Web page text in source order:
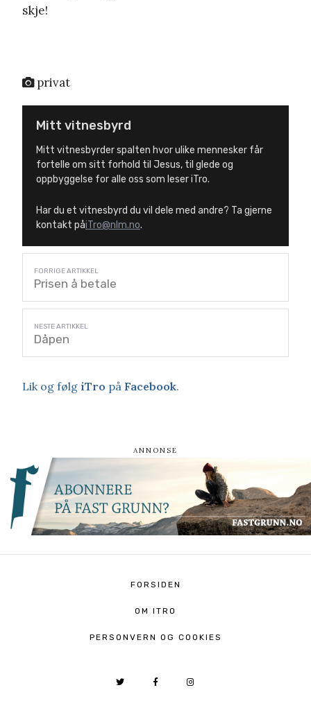
skje!
privat
Mitt vitnesbyrd
Mitt vitnesbyrder spalten hvor ulike mennesker får
fortelle om sitt forhold til Jesus, til glede og
oppbyggelse for alle oss som leser iTro.
Har du et vitnesbyrd du vil dele med andre? Ta gjerne
kontakt påiTro@nlm.no.
Prisen å betale
Dåpen
Lik og følg iTro på Facebook.
FORSIDEN
OM ITRO
PERSONVERN OG COOKIES